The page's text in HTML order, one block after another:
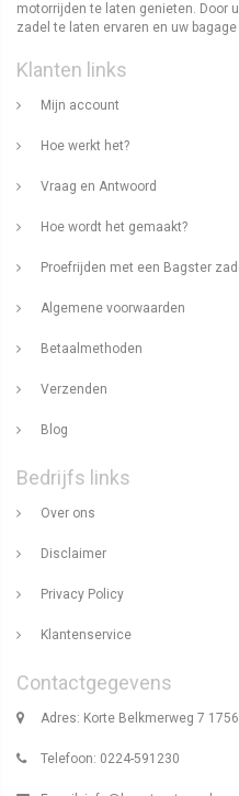
motorrijden te laten genieten. Door
zadel te laten ervaren en uw
Klanten links
Mijn account
Hoe werkt het?
Vraag en Antwoord
Hoe wordt het gemaakt?
Proefrijden met een Bagster
Algemene voorwaarden
Betaalmethoden
Verzenden
Blog
Bedrijfs links
Over ons
Disclaimer
Privacy Policy
Klantenservice
Contactgegevens
Adres: Korte Belkmerweg 7
Telefoon: 0224-591230